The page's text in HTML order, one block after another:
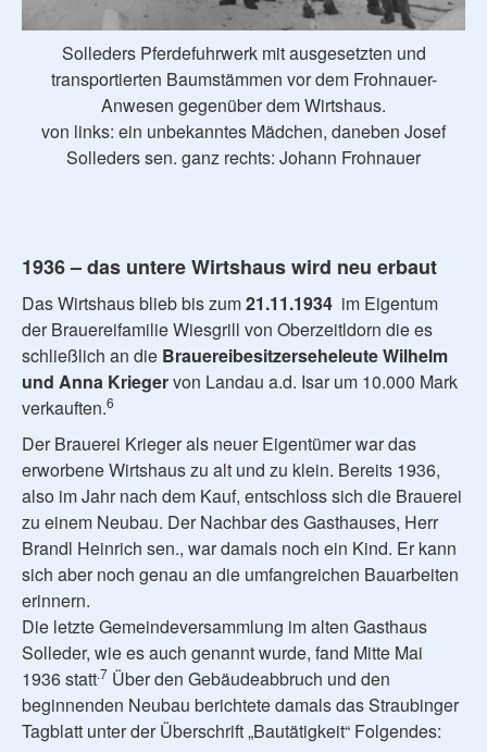
Solleders Pferdefuhrwerk mit ausgesetzten und
transportierten Baumstämmen vor dem Frohnauer-
Anwesen gegenüber dem Wirtshaus.
von links: ein unbekanntes Mädchen, daneben Josef
Solleders sen. ganz rechts: Johann Frohnauer
1936 – das untere Wirtshaus wird neu erbaut
Das Wirtshaus blieb bis zum21.11.1934 im Eigentum
der Brauereifamilie Wiesgrill von Oberzeitldorn die es
schließlich an die Brauereibesitzerseheleute Wilhelm
und Anna Kriegervon Landau a.d. Isar um 10.000 Mark
verkauften.6
Der Brauerei Krieger als neuer Eigentümer war das
erworbene Wirtshaus zu alt und zu klein. Bereits 1936,
also im Jahr nach dem Kauf, entschloss sich die Brauerei
zu einem Neubau. Der Nachbar des Gasthauses, Herr
Brandl Heinrich sen., war damals noch ein Kind. Er kann
sich aber noch genau an die umfangreichen Bauarbeiten
erinnern.
Die letzte Gemeindeversammlung im alten Gasthaus
Solleder, wie es auch genannt wurde, fand Mitte Mai
1936 statt.7 Über den Gebäudeabbruch und den
beginnenden Neubau berichtete damals das Straubinger
Tagblatt unter der Überschrift „Bautätigkeit“ Folgendes: